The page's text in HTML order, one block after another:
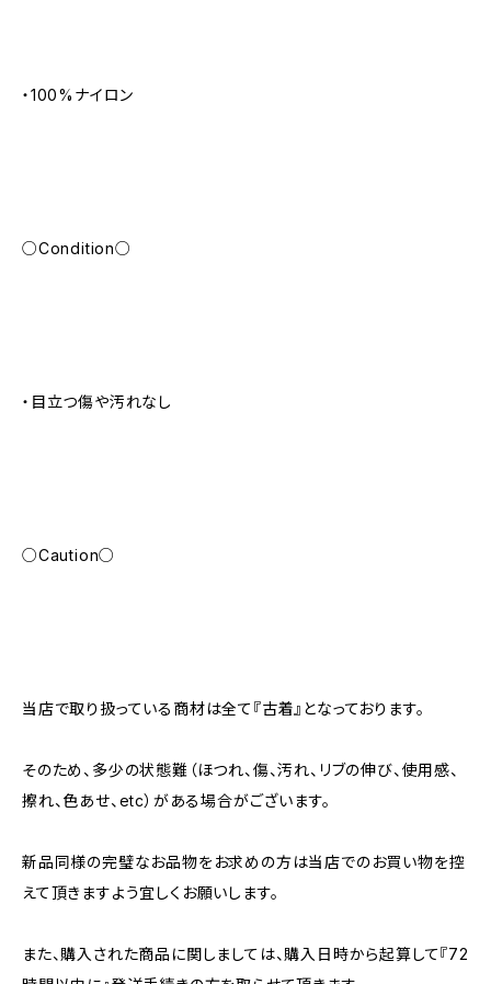
・100%ナイロン
○Condition○
・目立つ傷や汚れなし
○Caution○
当店で取り扱っている商材は全て『古着』となっております。
そのため、多少の状態難（ほつれ、傷、汚れ、リブの伸び、使用感、
擦れ、色あせ、etc）がある場合がございます。
新品同様の完璧なお品物をお求めの方は当店でのお買い物を控
えて頂きますよう宜しくお願いします。
また、購入された商品に関しましては、購入日時から起算して『72